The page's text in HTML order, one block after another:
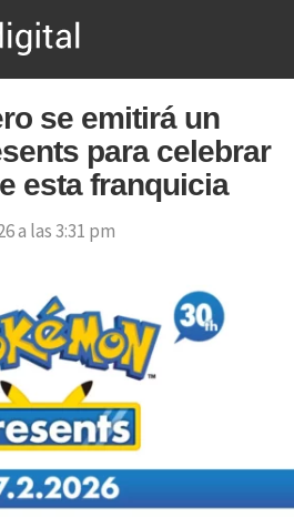
se emitirá un
para celebrar
esta franquicia
a las 3:31 pm